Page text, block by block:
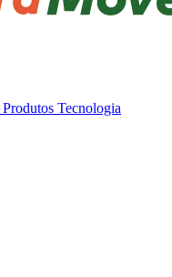
Produtos Tecnologia